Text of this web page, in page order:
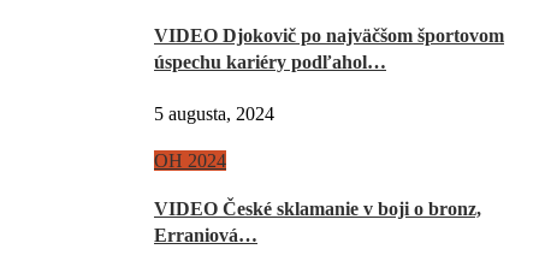
VIDEO Djokovič po najväčšom športovom
úspechu kariéry podľahol…
5 augusta, 2024
OH 2024
VIDEO České sklamanie v boji o bronz,
Erraniová…